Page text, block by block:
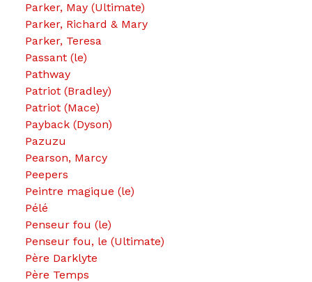
Parker, May (Ultimate)
Parker, Richard & Mary
Parker, Teresa
Passant (le)
Pathway
Patriot (Bradley)
Patriot (Mace)
Payback (Dyson)
Pazuzu
Pearson, Marcy
Peepers
Peintre magique (le)
Pélé
Penseur fou (le)
Penseur fou, le (Ultimate)
Père Darklyte
Père Temps